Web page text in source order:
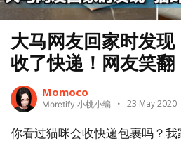
大马网友回家时发
收了快递！网友笑翻
Momoco
Moretify 小桃小编 23 May 2020
你看过猫咪会收快递包裹吗？我